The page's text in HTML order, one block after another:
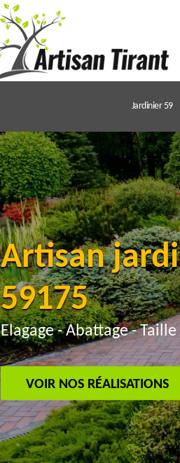
Jardinier 59
Artisan
59175
Elagage - Abattage -
VOIR NOS RÉALISATIONS